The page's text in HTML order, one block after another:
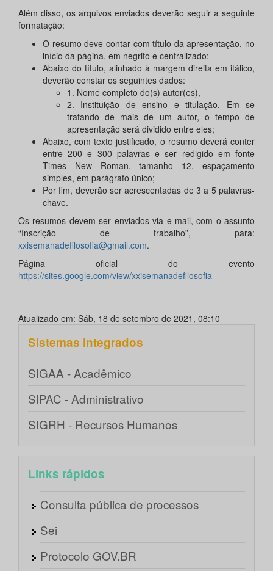
Além disso, os arquivos enviados deverão seguir a seguinte
formatação:
O resumo deve contar com título da apresentação, no
início da página, em negrito e centralizado;
Abaixo do título, alinhado à margem direita em itálico,
deverão constar os seguintes dados:
1. Nome completo do(s) autor(es),
2. Instituição de ensino e titulação. Em se
tratando de mais de um autor, o tempo de
apresentação será dividido entre eles;
Abaixo, com texto justificado, o resumo deverá conter
entre 200 e 300 palavras e ser redigido em fonte
Times New Roman, tamanho 12, espaçamento
simples, em parágrafo único;
Por fim, deverão ser acrescentadas de 3 a 5 palavras-
chave.
Os resumos devem ser enviados via e-mail, com o assunto
“Inscrição de trabalho”, para:
xxisemanadefilosofia@gmail.com.
Página oficial do evento
https://sites.google.com/view/xxisemanadefilosofia
Atualizado em: Sáb, 18 de setembro de 2021, 08:10
Sistemas integrados
SIGAA - Acadêmico
SIPAC - Administrativo
SIGRH - Recursos Humanos
Links rápidos
Consulta pública de processos
Sei
Protocolo GOV.BR